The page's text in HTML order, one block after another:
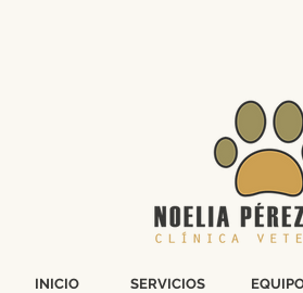
INICIO SERVICIOS